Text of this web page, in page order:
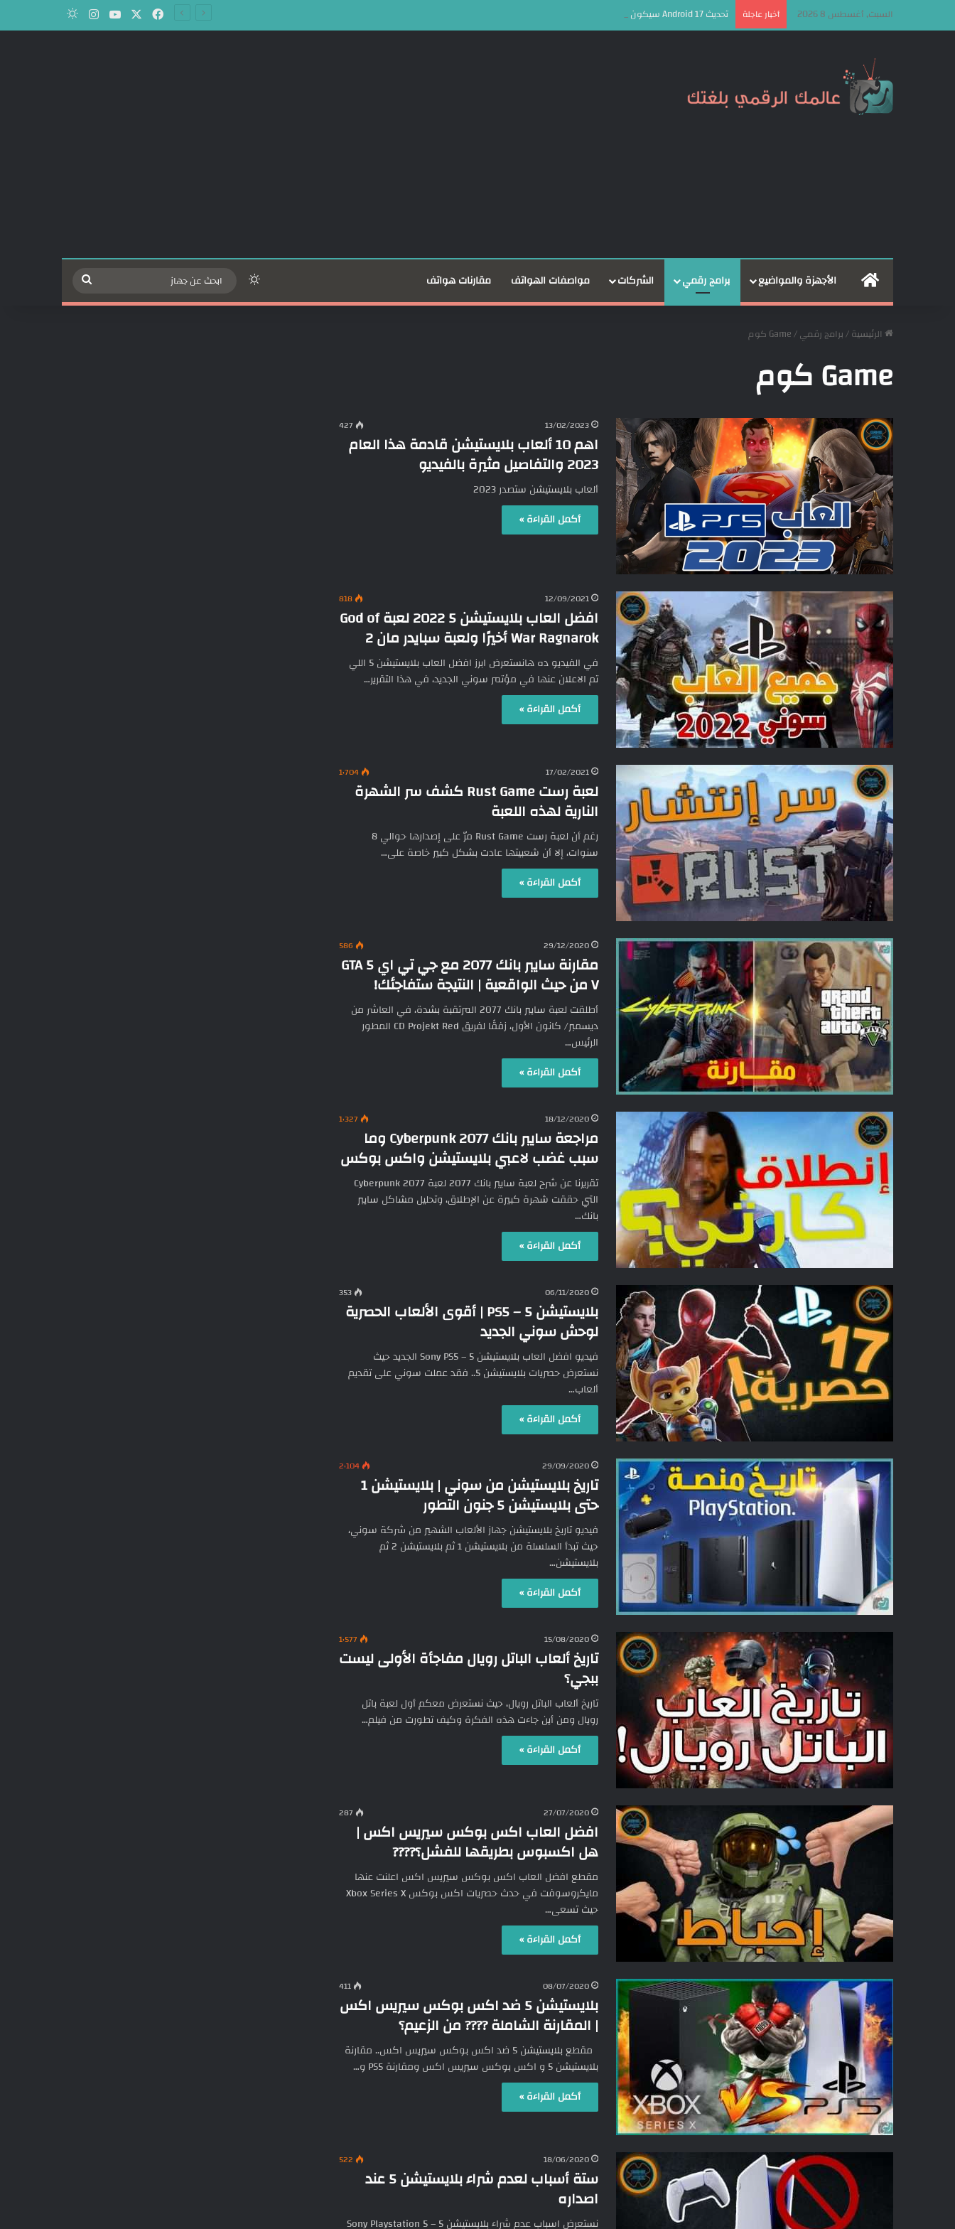
السبت, أغسطس 8 2026 أخبار عاجلة تحديث Android 17 سيكون الأخير لهذه الهواتف من سامسونج فيسبوك‫YouTube
انستقرامالوضع المظلم
الرئيسيةالأجهزة والمواضيع برامج رقمي الشركات مواصفات الهواتف مقارنات هواتف الوضع المظلم
ابحث
عن
الرئيسية/برامج رقمي/Game كوم
Game كوم
13/02/2023
427
اهم 10 ألعاب بلايستيشن قادمة هذا العام
2023 والتفاصيل مثيرة بالفيديو
ألعاب بلايستيشن ستصدر 2023
أكمل القراءة »
12/09/2021
818
افضل العاب بلايستيشن 5 2022 لعبة God of
War Ragnarok أخيرًا ولعبة سبايدر مان 2
في الفيديو ده هانستعرض ابرز افضل العاب بلايستيشن 5 اللي
تم الاعلان عنها في مؤتمر سوني الجديد، في هذا التقرير…
أكمل القراءة »
17/02/2021 1٬704
لعبة رست Rust Game كشف سر الشهرة
النارية لهذه اللعبة
رغم أن لعبة رست Rust Game مرّ على إصدارها حوالي 8
سنوات، إلا أن شعبيتها عادت بشكل كبير خاصة على…
أكمل القراءة »
29/12/2020
586
مقارنة سايبر بانك 2077 مع جي تي اي 5 GTA
V من حيث الواقعية | النتيجة ستفاجئك!
أطلقت لعبة سايبر بانك 2077 المرتقبة بشدة، في العاشر من
ديسمبر/ كانون الأول، زفقًا لفريق CD Projekt Red المطور
الرئيس…
أكمل القراءة »
18/12/2020 1٬327
مراجعة سايبر بانك Cyberpunk 2077 وما
سبب غضب لاعبي بلايستيشن واكس بوكس
تقريرنا عن شرح لعبة سايبر بانك 2077 لعبة Cyberpunk 2077
التي حققت شهرة كبيرة عن الإطلاق، وتحليل مشاكل سايبر
بانك…
أكمل القراءة »
06/11/2020
353
بلايستيشن 5 – PS5 | أقوى الألعاب الحصرية
لوحش سوني الجديد
فيديو افضل العاب بلايستيشن 5 – Sony PS5 الجديد حيث
نستعرض حصريات بلايستيشن 5.. فقد عملت سوني على تقديم
ألعاب…
أكمل القراءة »
29/09/2020 2٬104
تاريخ بلايستيشن من سوني | بلايستيشن 1
حتى بلايستيشن 5 جنون التطور
فيديو تاريخ بلايستيشن جهاز الألعاب الشهير من شركة سوني،
حيث تبدأ السلسلة من بلايستيشن 1 ثم بلايستيشن 2 ثم
بلايستيشن…
أكمل القراءة »
15/08/2020 1٬577
تاريخ ألعاب الباتل رويال مفاجأة الأولى ليست
ببجي؟
تاريخ ألعاب الباتل رويال، حيث نستعرض معكم أول لعبة باتل
رويال ومن أين جاءت هذه الفكرة وكيف تطورت من فيلم…
أكمل القراءة »
27/07/2020
287
افضل العاب اكس بوكس سيريس اكس |
هل اكسبوس بطريقها للفشل؟????
مقطع افضل العاب اكس بوكس سيريس اكس اعلنت عنها
مايكروسوفت في حدث حصريات اكس بوكس Xbox Series X
حيث تسعى…
أكمل القراءة »
08/07/2020
411
بلايستيشن 5 ضد اكس بوكس سيريس اكس
| المقارنة الشاملة ???? من الزعيم؟
مقطع بلايستيشن 5 ضد اكس بوكس سيريس اكس.. مقارنة
بلايستيشن 5 و اكس بوكس سيريس اكس ومقارنة PS5 و…
أكمل القراءة »
18/06/2020
522
ستة أسباب لعدم شراء بلايستيشن 5 عند
اصداره
نستعرض اسباب عدم شراء بلايستيشن 5 – Sony Playstation 5